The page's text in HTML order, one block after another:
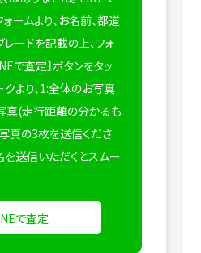
ームより、お名前、都道
レードを記載の上、フォ
で査定】ボタンをタッ
より、1:全体のお写真
真(走行距離の分かるも
真の3枚を送信くださ
送信いただくとスムー
で査定